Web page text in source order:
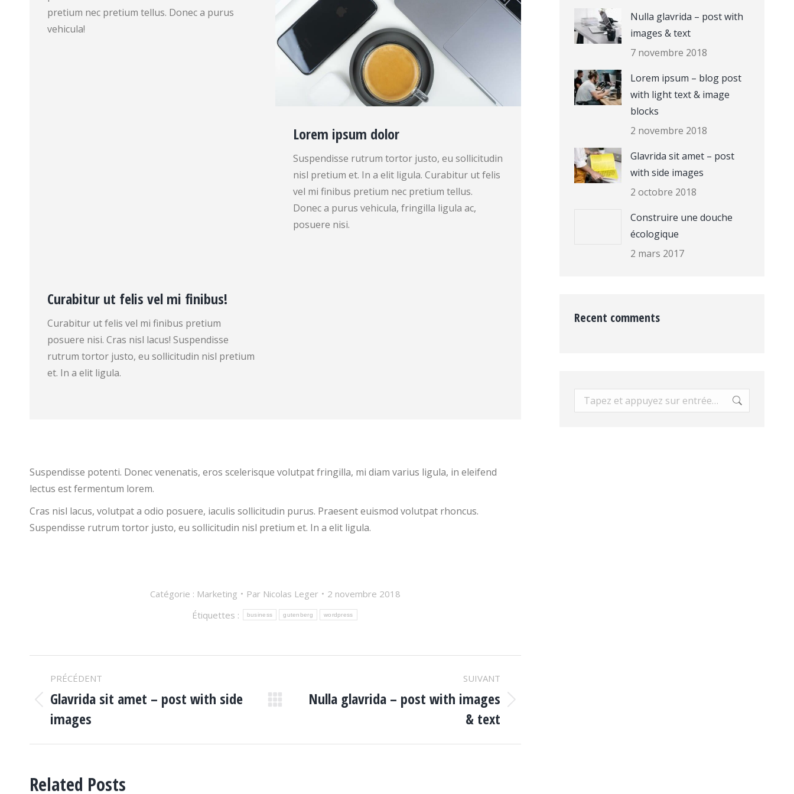
pretium nec pretium tellus. Donec a purus
vehicula!
Lorem ipsum dolor
Suspendisse rutrum tortor justo, eu sollicitudin
nisl pretium et. In a elit ligula. Curabitur ut felis
vel mi finibus pretium nec pretium tellus.
Donec a purus vehicula, fringilla ligula ac,
posuere nisi.
Curabitur ut felis vel mi finibus!
Curabitur ut felis vel mi finibus pretium
posuere nisi. Cras nisl lacus! Suspendisse
rutrum tortor justo, eu sollicitudin nisl pretium
et. In a elit ligula.
Suspendisse potenti. Donec venenatis, eros scelerisque volutpat fringilla, mi diam varius ligula, in eleifend
lectus est fermentum lorem.
Cras nisl lacus, volutpat a odio posuere, iaculis sollicitudin purus. Praesent euismod volutpat rhoncus.
Suspendisse rutrum tortor justo, eu sollicitudin nisl pretium et. In a elit ligula.
Catégorie : Marketing Par Nicolas Leger
2 novembre 2018
Étiquettes :
business gutenberg wordpress
Navigation
article
PRÉCÉDENT
Article
précédent
Glavrida sit amet – post with side
images
SUIVANT
Article
Nulla glavrida – post with images
& text
Related Posts
Nulla glavrida – post with
images & text
7 novembre 2018
Lorem ipsum – blog post
with light text & image
blocks
2 novembre 2018
Glavrida sit amet – post
with side images
2 octobre 2018
Construire une douche
écologique
2 mars 2017
Recent comments
Recherche
: